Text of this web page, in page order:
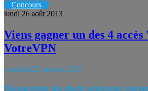
Concours
lundi 26 août 2013
Viens gagner un des 4 accès
VotreVPN
vendredi 23 janvier 2015
Découverte du dock universel